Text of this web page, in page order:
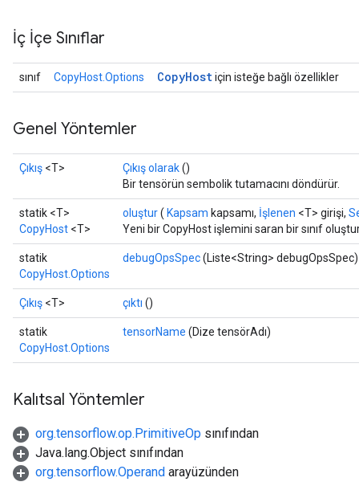
İç İçe Sınıflar
sınıf CopyHost.Options CopyHostiçin isteğe bağlı özellikler
Genel Yöntemler
Çıkış <T> Çıkış olarak()
Bir tensörün sembolik tutamacını döndürür.
statik <T>
CopyHost <T>
oluştur( Kapsam kapsamı, İşlenen <T> girişi,
Yeni bir CopyHost işlemini saran bir sınıf
statik
CopyHost.Options
debugOpsSpec(Liste<String> debugOpsSpec)
Çıkış <T> çıktı ()
statik
CopyHost.Options
tensorName (Dize tensörAdı)
Kalıtsal Yöntemler
org.tensorflow.op.PrimitiveOp sınıfından
Java.lang.Object sınıfından
org.tensorflow.Operand arayüzünden